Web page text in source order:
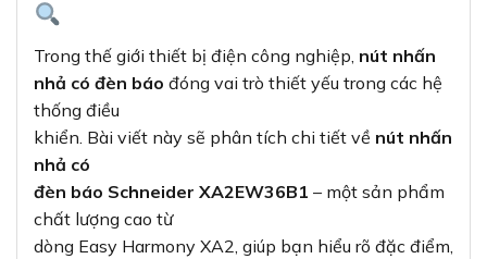
Trong thế giới thiết bị điện công nghiệp, nút nhấn
nhả có đèn báo đóng vai trò thiết yếu trong các hệ
thống điều
khiển. Bài viết này sẽ phân tích chi tiết về nút nhấn
nhả có
đèn báo Schneider XA2EW36B1 – một sản phẩm
chất lượng cao từ
dòng Easy Harmony XA2, giúp bạn hiểu rõ đặc điểm,